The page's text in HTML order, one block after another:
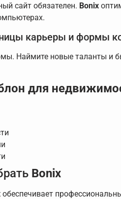
сайт обязателен. Bonix
карьеры и формы
Наймите новые таланты и
для
Bonix
обеспечивает